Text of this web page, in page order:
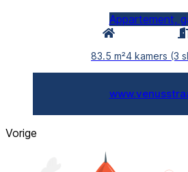
Appartement,
83.5 m²4 kamers (3
Vorige